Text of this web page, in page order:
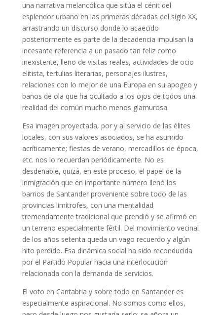
una narrativa melancólica que sitúa el cénit del
esplendor urbano en las primeras décadas del siglo XX,
arrastrando un discurso donde lo acaecido
posteriormente es parte de la decadencia impulsan la
incesante referencia a un pasado tan feliz como
inexistente, lleno de visitas reales, actividades de ocio
elitista, tertulias literarias, personajes ilustres,
relaciones con lo mejor de una Europa en su apogeo y
baños de ola que ha ocultado a los ojos de todos una
realidad del común mucho menos glamurosa.
Esa imagen proyectada, por y al servicio de las élites
locales, con sus valores asociados, se ha asumido
acríticamente; fiestas de verano, mercadillos de época,
etc. nos lo recuerdan periódicamente. No es
desdeñable, quizá, en este proceso, el papel de la
inmigración que en importante número llenó los
barrios de Santander proveniente sobre todo de las
provincias limítrofes, con una mentalidad
tremendamente tradicional que prendió y se afirmó en
un terreno especialmente fértil. Del movimiento vecinal
de los años setenta queda un vago recuerdo y algún
hito perdido. Esa dinámica social ha sido reconducida
por el Partido Popular hacia una interlocución
relacionada con la demanda de servicios.
El voto en Cantabria y sobre todo en Santander es
especialmente aspiracional. No somos como ellos,